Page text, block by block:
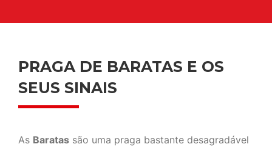
PRAGA DE BARATAS E OS
SEUS SINAIS
As Baratas são uma praga bastante desagradável